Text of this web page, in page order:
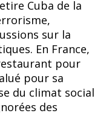
Cuba de la
sur la
En France,
pour
pour sa
du climat social
des